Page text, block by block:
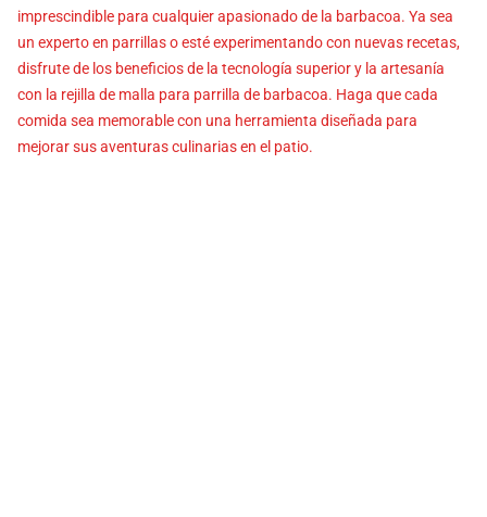
imprescindible para cualquier apasionado de la barbacoa. Ya sea
un experto en parrillas o esté experimentando con nuevas recetas,
disfrute de los beneficios de la tecnología superior y la artesanía
con la rejilla de malla para parrilla de barbacoa. Haga que cada
comida sea memorable con una herramienta diseñada para
mejorar sus aventuras culinarias en el patio.